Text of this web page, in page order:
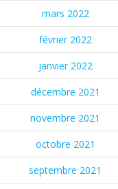
mars 2022
février 2022
janvier 2022
décembre 2021
novembre 2021
octobre 2021
septembre 2021